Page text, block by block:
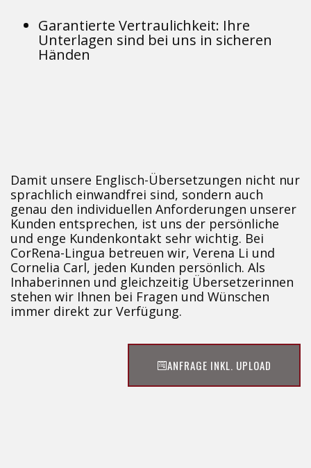
Garantierte Vertraulichkeit: Ihre
Unterlagen sind bei uns in sicheren
Händen
Damit unsere Englisch-Übersetzungen nicht nur
sprachlich einwandfrei sind, sondern auch
genau den individuellen Anforderungen unserer
Kunden entsprechen, ist uns der persönliche
und enge Kundenkontakt sehr wichtig. Bei
CorRena-Lingua betreuen wir, Verena Li und
Cornelia Carl, jeden Kunden persönlich. Als
Inhaberinnen und gleichzeitig Übersetzerinnen
stehen wir Ihnen bei Fragen und Wünschen
immer direkt zur Verfügung.
ANFRAGE INKL. UPLOAD